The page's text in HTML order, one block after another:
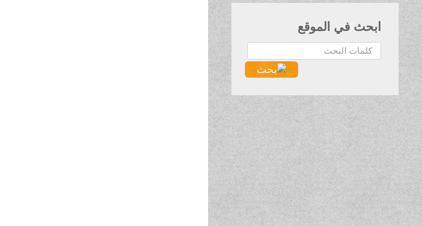
ابحث في الموقع
البحث...